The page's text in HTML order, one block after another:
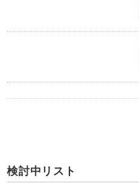
検討中リスト